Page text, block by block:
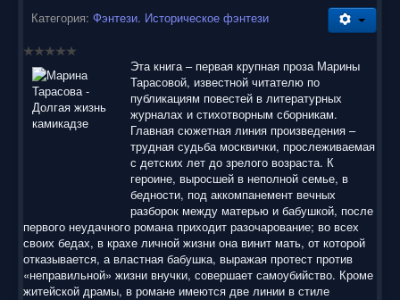
Категория: Фэнтези. Историческое фэнтези
Эта книга – первая крупная проза Марины
Тарасовой, известной читателю по
публикациям повестей в литературных
журналах и стихотворным сборникам.
Главная сюжетная линия произведения –
трудная судьба москвички, прослеживаемая
с детских лет до зрелого возраста. К
героине, выросшей в неполной семье, в
бедности, под аккомпанемент вечных
разборок между матерью и бабушкой, после
первого неудачного романа приходит разочарование; во всех
своих бедах, в крахе личной жизни она винит мать, от которой
отказывается, а властная бабушка, выражая протест против
«неправильной» жизни внучки, совершает самоубийство. Кроме
житейской драмы, в романе имеются две линии в стиле